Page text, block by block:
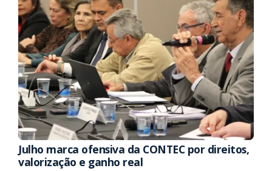
Julho marca ofensiva da CONTEC por direitos,
valorização e ganho real